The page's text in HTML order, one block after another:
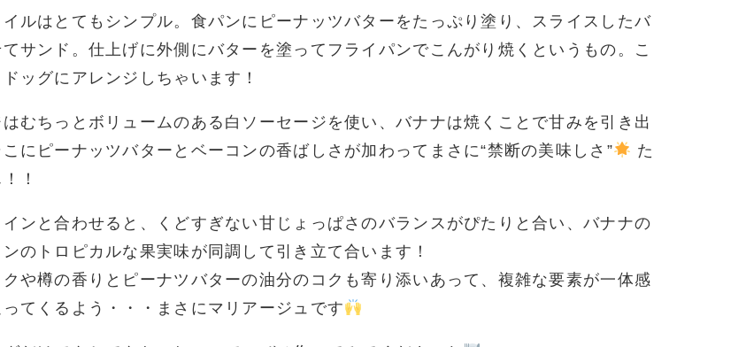
ルはとてもシンプル。食パンにピーナッツバターをたっぷり塗り、スライスしたバ
サンド。仕上げに外側にバターを塗ってフライパンでこんがり焼くというもの。こ
ッグにアレンジしちゃいます！
むちっとボリュームのある白ソーセージを使い、バナナは焼くことで甘みを引き出
こにピーナッツバターとベーコンの香ばしさが加わってまさに“禁断の美味しさ”
た
！
インと合わせると、くどすぎない甘じょっぱさのバランスがぴたりと合い、バナナの
のトロピカルな果実味が同調して引き立て合います！
や樽の香りとピーナツバターの油分のコクも寄り添いあって、複雑な要素が一体感
てくるよう・・・まさにマリアージュです